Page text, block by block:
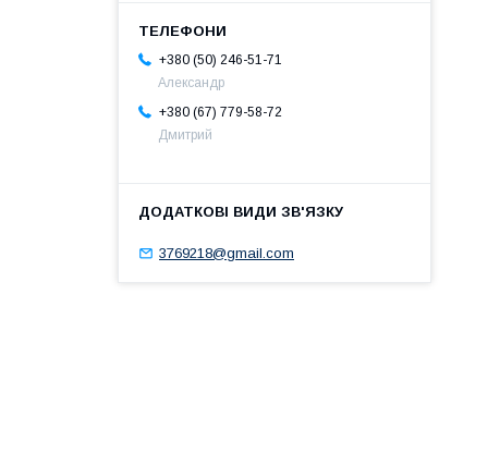
+380 (50) 246-51-71
Александр
+380 (67) 779-58-72
Дмитрий
3769218@gmail.com